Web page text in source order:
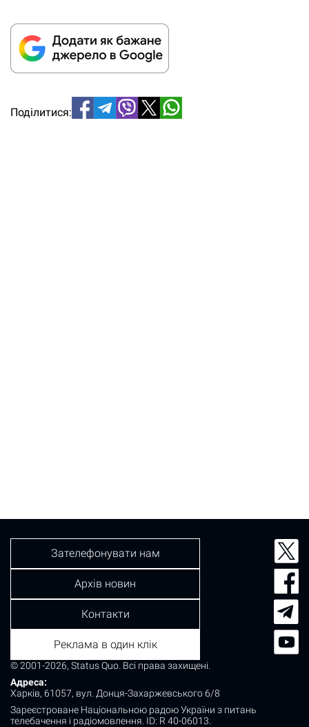
Поділитися:
© 2001-2026, Status Quo. Всі права захищені.
Адреса:
Харків, 61057, вул. Донця-Захаржевського 6/8
Зареєстроване Національною радою України з питань
телебачення і радіомовлення. ID: R 40-06013.
Зателефонувати нам
Архів новин
Контакти
Реклама в один клік